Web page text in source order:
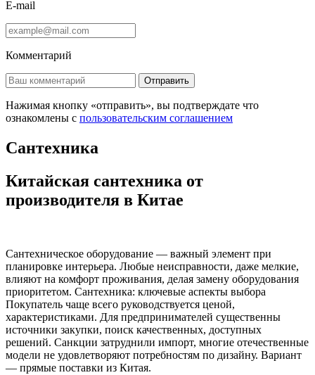
E-mail
Комментарий
Отправить
Нажимая кнопку «отправить», вы подтверждате что
ознакомлены с пользовательским соглашением
Сантехника
Китайская сантехника от
производителя в Китае
Сантехническое оборудование — важный элемент при
планировке интерьера. Любые неисправности, даже мелкие,
влияют на комфорт проживания, делая замену оборудования
приоритетом. Сантехника: ключевые аспекты выбора
Покупатель чаще всего руководствуется ценой,
характеристиками. Для предпринимателей существенны
источники закупки, поиск качественных, доступных
решений. Санкции затруднили импорт, многие отечественные
модели не удовлетворяют потребностям по дизайну. Вариант
— прямые поставки из Китая.